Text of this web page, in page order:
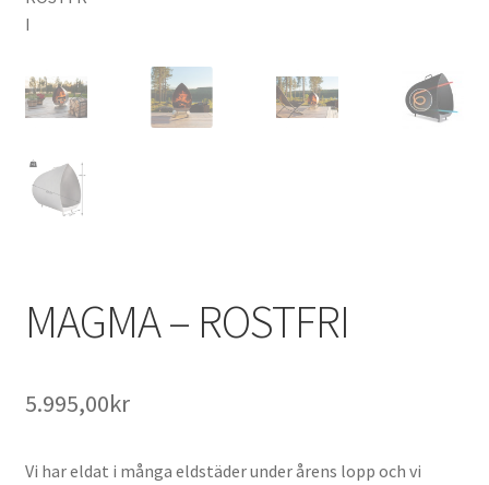
MAGMA – ROSTFRI
5.995,00kr
Vi har eldat i många eldstäder under årens lopp och vi